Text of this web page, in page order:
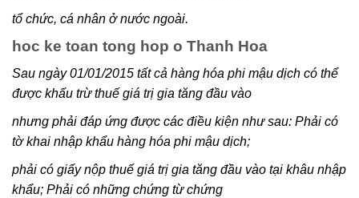
tổ chức, cá nhân ở nước ngoài.
hoc ke toan tong hop o Thanh Hoa
Sau ngày 01/01/2015 tất cả hàng hóa phi mậu dịch có thể
được khấu trừ thuế giá trị gia tăng đầu vào
nhưng phải đáp ứng được các điều kiện như sau: Phải có
tờ khai nhập khẩu hàng hóa phi mậu dịch;
phải có giấy nộp thuế giá trị gia tăng đầu vào tại khâu nhập
khẩu; Phải có những chứng từ chứng